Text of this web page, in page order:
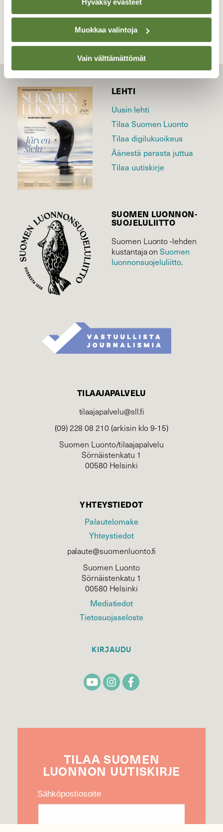
Muokkaa valintoja
Vain välttämättömät
LEHTI
Uusin lehti
Tilaa Suomen Luonto
Tilaa digilukuoikeus
Äänestä parasta juttua
Tilaa uutiskirje
SUOMEN LUONNON­
SUOJELU­LIITTO
Suomen Luonto -lehden
kustantaja onSuomen
luonnonsuojelu­liitto.
TILAAJAPALVELU
tilaajapalvelu@sll.fi
(09) 228 08 210 (arkisin klo 9-15)
Suomen Luonto/tilaajapalvelu
Sörnäistenkatu 1
00580 Helsinki
YHTEYSTIEDOT
Palautelomake
Yhteystiedot
palaute@suomenluonto.fi
Suomen Luonto
Sörnäistenkatu 1
00580 Helsinki
Mediatiedot
Tietosuojaseloste
KIRJAUDU
TILAA SUOMEN
LUONNON UUTIS­KIRJE
Sähköpostiosoite